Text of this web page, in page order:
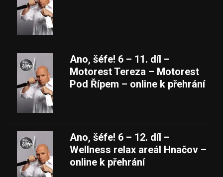
Ano, šéfe! 6 – 11. díl –
Motorest Tereza – Motorest
Pod Řípem – online k přehrání
Ano, šéfe! 6 – 12. díl –
Wellness relax areál Hnačov –
online k přehrání